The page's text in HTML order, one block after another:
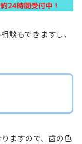
談もできますし、
ますので、歯の色